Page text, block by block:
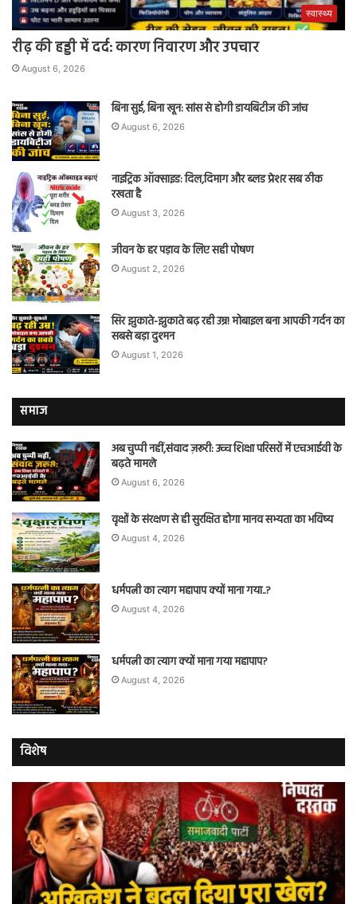
स्वास्थ्य
रीढ़ की हड्डी में दर्द: कारण निवारण और उपचार
August 6, 2026
बिना सुई, बिना खून: सांस से होगी डायबिटीज की जांच
August 6, 2026
नाइट्रिक ऑक्साइड: दिल,दिमाग और ब्लड प्रेशर सब ठीक
रखता है
August 3, 2026
जीवन के हर पड़ाव के लिए सही पोषण
August 2, 2026
सिर झुकाते-झुकाते बढ़ रही उम्र! मोबाइल बना आपकी गर्दन का
सबसे बड़ा दुश्मन
August 1, 2026
समाज
अब चुप्पी नहीं,संवाद ज़रूरी: उच्च शिक्षा परिसरों में एचआईवी के
बढ़ते मामले
August 6, 2026
वृक्षों के संरक्षण से ही सुरक्षित होगा मानव सभ्यता का भविष्य
August 4, 2026
धर्मपत्नी का त्याग महापाप क्यों माना गया..?
August 4, 2026
धर्मपत्नी का त्याग क्यों माना गया महापाप?
August 4, 2026
विशेष